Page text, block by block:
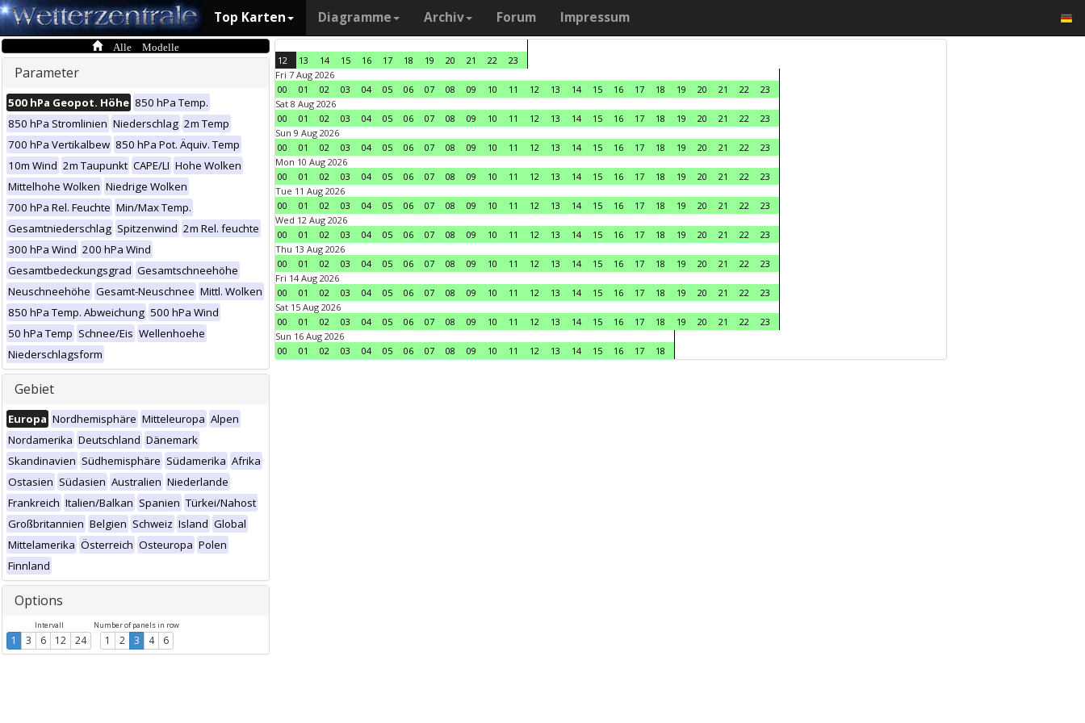
Top Karten Diagramme Archiv Forum Impressum
Alle Modelle
Parameter
500 hPa Geopot. Höhe 850 hPa Temp.
850 hPa Stromlinien Niederschlag 2m Temp
700 hPa Vertikalbew 850 hPa Pot. Äquiv. Temp
10m Wind 2m Taupunkt CAPE/LI Hohe Wolken
Mittelhohe Wolken Niedrige Wolken
700 hPa Rel. Feuchte Min/Max Temp.
Gesamtniederschlag Spitzenwind 2m Rel. feuchte
300 hPa Wind 200 hPa Wind
Gesamtbedeckungsgrad Gesamtschneehöhe
Neuschneehöhe Gesamt-Neuschnee Mittl. Wolken
850 hPa Temp. Abweichung 500 hPa Wind
50 hPa Temp Schnee/Eis Wellenhoehe
Niederschlagsform
Gebiet
Europa Nordhemisphäre Mitteleuropa Alpen
Nordamerika Deutschland Dänemark
Skandinavien Südhemisphäre Südamerika Afrika
Ostasien Südasien Australien Niederlande
Frankreich Italien/Balkan Spanien Türkei/Nahost
Großbritannien Belgien Schweiz Island Global
Mittelamerika Österreich Osteuropa Polen
Finnland
Options
Intervall
1 3 6 12 24
Number of panels in row
1 2 3 4 6
12 13 14 15 16 17 18 19 20 21 22
23
Fri 7 Aug 2026
00
01 02 03 04 05 06 07 08 09 10 11 12 13 14 15 16 17 18 19 20 21 22
23
Sat 8 Aug 2026
00
01 02 03 04 05 06 07 08 09 10 11 12 13 14 15 16 17 18 19 20 21 22
23
Sun 9 Aug 2026
00
01 02 03 04 05 06 07 08 09 10 11 12 13 14 15 16 17 18 19 20 21 22
23
Mon 10 Aug 2026
00
01 02 03 04 05 06 07 08 09 10 11 12 13 14 15 16 17 18 19 20 21 22
23
Tue 11 Aug 2026
00
01 02 03 04 05 06 07 08 09 10 11 12 13 14 15 16 17 18 19 20 21 22
23
Wed 12 Aug 2026
00
01 02 03 04 05 06 07 08 09 10 11 12 13 14 15 16 17 18 19 20 21 22
23
Thu 13 Aug 2026
00
01 02 03 04 05 06 07 08 09 10 11 12 13 14 15 16 17 18 19 20 21 22
23
Fri 14 Aug 2026
00
01 02 03 04 05 06 07 08 09 10 11 12 13 14 15 16 17 18 19 20 21 22
23
Sat 15 Aug 2026
00
01 02 03 04 05 06 07 08 09 10 11 12 13 14 15 16 17 18 19 20 21 22
23
Sun 16 Aug 2026
00
01 02 03 04 05 06 07 08 09 10 11 12 13 14 15 16 17 18